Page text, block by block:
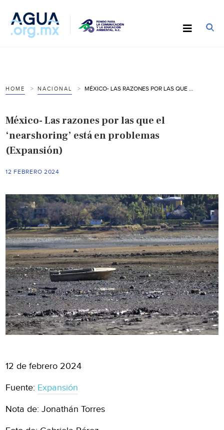
HOME NACIONAL
México- Las razones por las que el
‘nearshoring’ está en problemas
(Expansión)
12 FEBRERO 2024
12 de febrero 2024
Fuente: Expansión
Nota de: Jonathán Torres